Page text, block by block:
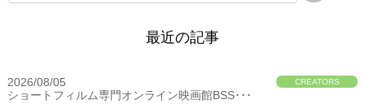
最近の記事
2026/08/05 CREATORS
ショートフィルム専門オンライン映画館BSS･･･